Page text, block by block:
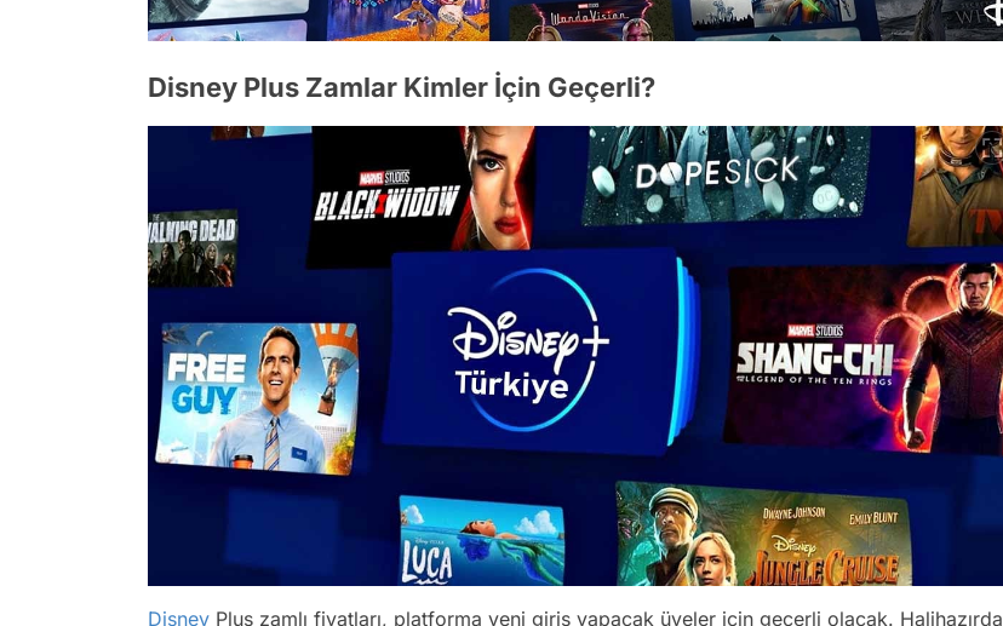
Disney Plus Zamlar Kimler İçin Geçerli?
Disney Plus zamlı fiyatları, platforma yeni giriş yapacak üyeler için geçerli olacak. Halihazırda
Test